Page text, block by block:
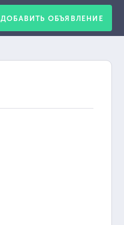
ДОБАВИТЬ ОБЪЯВЛЕНИЕ